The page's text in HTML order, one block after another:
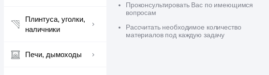
Плинтуса, уголки,
наличники
Печи, дымоходы
Проконсультировать Вас по имеющимся
вопросам
Рассчитать необходимое количество
материалов под каждую задачу